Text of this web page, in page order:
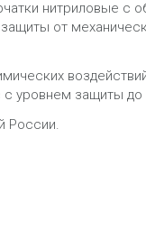
нитриловые с
от
уровнем защиты до
России.